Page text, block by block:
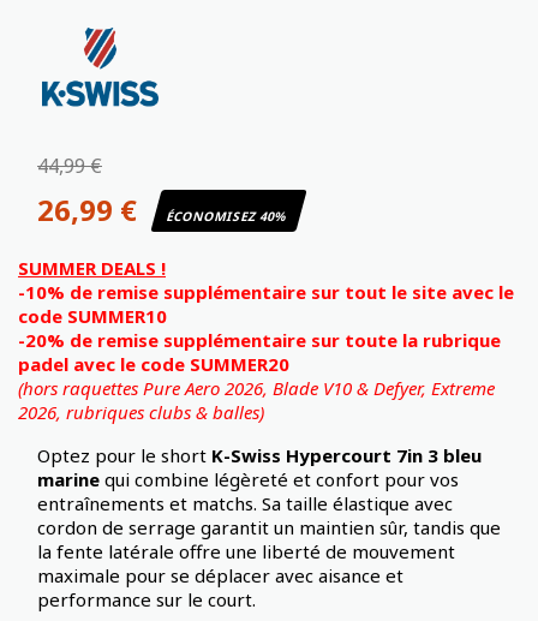
44,99 €
26,99 € ÉCONOMISEZ 40%
SUMMER DEALS !
-10% de remise supplémentaire sur tout le site avec le
code SUMMER10
-20% de remise supplémentaire sur toute la rubrique
padel avec le code SUMMER20
(hors raquettes Pure Aero 2026, Blade V10 & Defyer, Extreme
2026, rubriques clubs & balles)
Optez pour le short K-Swiss Hypercourt 7in 3 bleu
marine qui combine légèreté et confort pour vos
entraînements et matchs. Sa taille élastique avec
cordon de serrage garantit un maintien sûr, tandis que
la fente latérale offre une liberté de mouvement
maximale pour se déplacer avec aisance et
performance sur le court.